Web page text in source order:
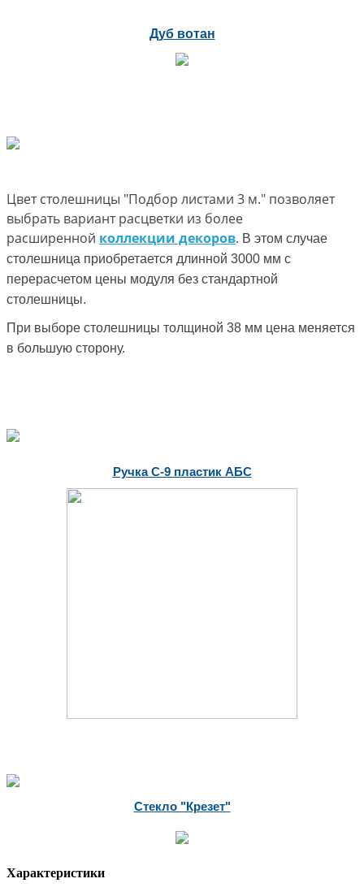
Дуб вотан
Цвет столешницы "Подбор листами 3 м." позволяет
выбрать вариант расцветки из более
расширенной коллекции декоров. В этом случае
столешница приобретается длинной 3000 мм с
перерасчетом цены модуля без стандартной
столешницы.
При выборе столешницы толщиной 38 мм цена меняется
в большую сторону.
Ручка С-9 пластик АБС
Стекло "Крезет"
Характеристики